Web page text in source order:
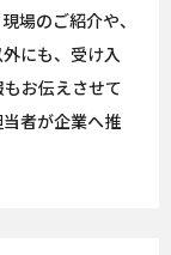
場のご紹介や、
にも、受け入
お伝えさせて
者が企業へ推